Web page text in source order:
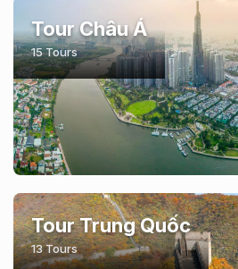
Tour Châu Á
15 Tours
Tour Trung Quốc
13 Tours